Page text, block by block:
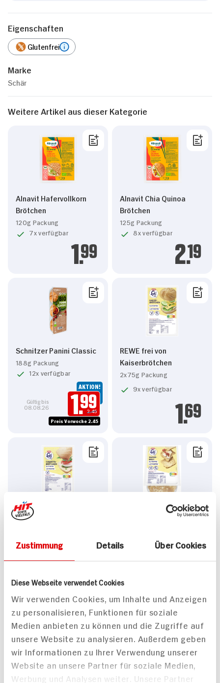
Zustimmung Details Über Cookies
Diese Webseite verwendet Cookies
Wir verwenden Cookies, um Inhalte und Anzeigen
zu personalisieren, Funktionen für soziale
Medien anbieten zu können und die Zugriffe auf
unsere Website zu analysieren. Außerdem geben
wir Informationen zu Ihrer Verwendung unserer
Website an unsere Partner für soziale Medien,
Werbung und Analysen weiter. Unsere Partner
Eigenschaften
Glutenfrei
Marke
Schär
Weitere Artikel aus dieser Kategorie
Alnavit Hafervollkorn
Brötchen
120g Packung
7x verfügbar
1.99
Alnavit Chia Quinoa
Brötchen
125g Packung
8x verfügbar
2.19
Schnitzer Panini Classic
188g Packung
12x verfügbar
Gültig bis
08.08.26
AKTION!
1.99
2.45
Preis Vorwoche 2.45
REWE frei von
Kaiserbrötchen
2x75g Packung
9x verfügbar
1.69
REWE frei von Ciabatta
Brötchen
4x verfügbar
2.79
REWE frei von Haferbrot
2.99
Hammermühle Bio Chia &
Schnitzer Panini Hafer